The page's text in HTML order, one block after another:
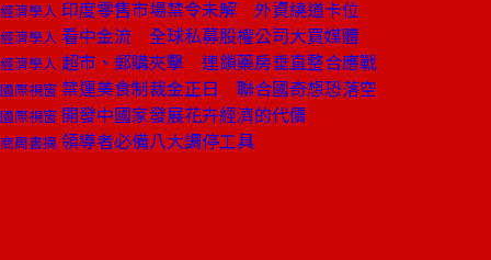
經濟學人 印度零售市場禁令未解 外資繞道卡位
經濟學人 看中金流 全球私募股權公司大買媒體
經濟學人 超市、郵購夾擊 連鎖藥房垂直整合應戰
國際視窗 禁運美食制裁金正日 聯合國奇想恐落空
國際視窗 開發中國家發展花卉經濟的代價
商周書摘 領導者必備八大調停工具